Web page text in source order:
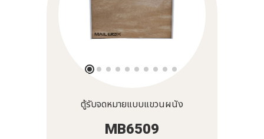
ตู้รับจดหมายแบบแขวนผนัง
MB6509